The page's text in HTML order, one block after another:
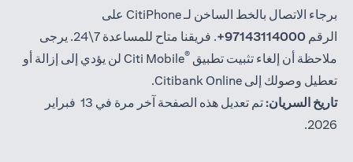
برجاء الاتصال بالخط الساخن لـ CitiPhone على
الرقم 97143114000+
. فريقنا متاح للمساعدة 7\24. يرجى
ملاحظة أن إلغاء تثبيت تطبيق ®
Citi Mobile لن يؤدي إلى إزالة أو
تعطيل وصولك إلى Citibank Online.
تاريخ السريان:
تم تعديل هذه الصفحة آخر مرة في 13 فبراير
2026.